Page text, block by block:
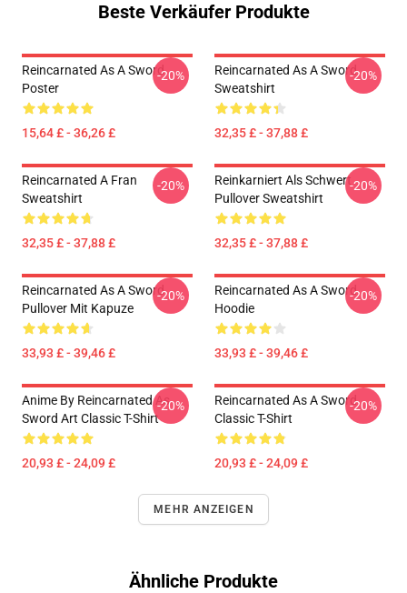
Beste Verkäufer Produkte
Reincarnated As A Sword
Poster
15,64 £ - 36,26 £
-20%
Reincarnated As A Sword
Sweatshirt
32,35 £ - 37,88 £
-20%
Reincarnated A Fran
Sweatshirt
32,35 £ - 37,88 £
-20%
Reinkarniert Als Schwert
Pullover Sweatshirt
32,35 £ - 37,88 £
-20%
Reincarnated As A Sword
Pullover Mit Kapuze
33,93 £ - 39,46 £
-20%
Reincarnated As A Sword
Hoodie
33,93 £ - 39,46 £
-20%
Anime By Reincarnated As
Sword Art Classic T-Shirt
20,93 £ - 24,09 £
-20%
Reincarnated As A Sword
Classic T-Shirt
20,93 £ - 24,09 £
-20%
MEHR ANZEIGEN
Ähnliche Produkte